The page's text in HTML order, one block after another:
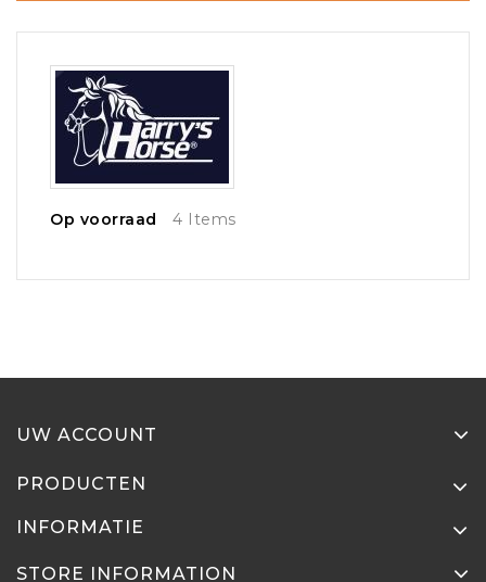
Op voorraad 4 Items
UW ACCOUNT
PRODUCTEN
INFORMATIE
STORE INFORMATION